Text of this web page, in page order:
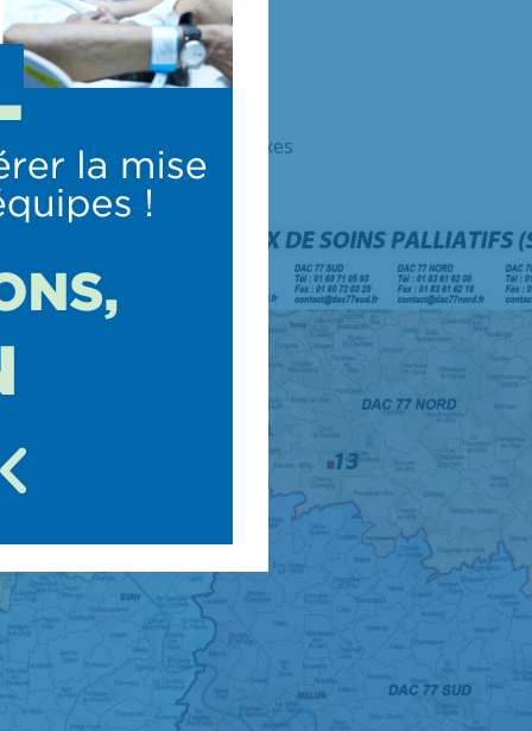
et gratuit pour les
de santé et de vie complexes